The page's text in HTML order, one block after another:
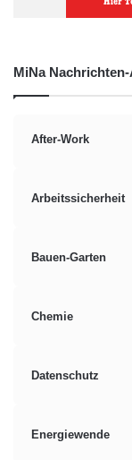
MiNa
After-Work
Arbeitssicherheit
Bauen-Garten
Chemie
Datenschutz
Energiewende